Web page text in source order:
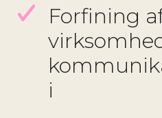
Forfining
i